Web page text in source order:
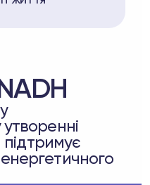
підтримує